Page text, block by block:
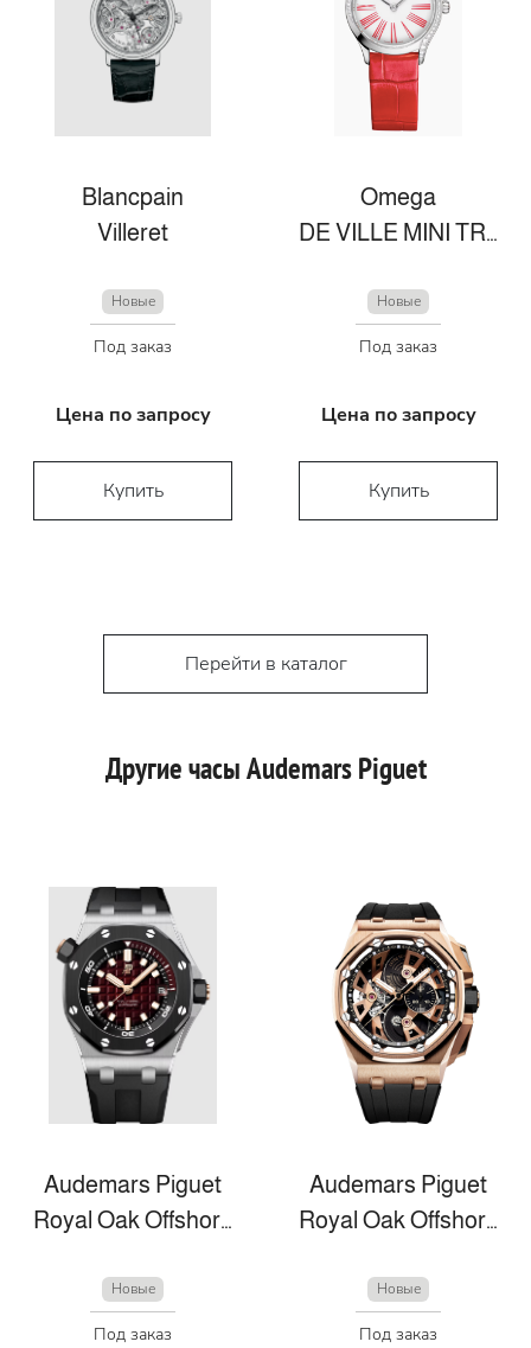
Blancpain
Villeret
Новые
Под заказ
Цена по запросу
Купить
Omega
DE VILLE MINI TRÉSOR 26 MM, STAHL MIT LEDERARMBAND
Новые
Под заказ
Цена по запросу
Купить
Перейти в каталог
Другие часы Audemars Piguet
Audemars Piguet
Royal Oak Offshore
Новые
Под заказ
Audemars Piguet
Royal Oak Offshore
Новые
Под заказ